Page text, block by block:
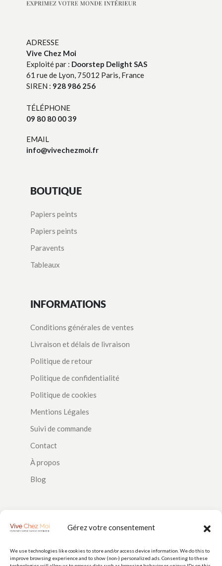
Gérez votre consentement
We use technologies like cookies to store and/or access device information. We do this to
improve browsing experience and to show (non-) personalized ads. Consenting to these
ADRESSE
Vive Chez Moi
Exploité par : Doorstep Delight SAS
61 rue de Lyon, 75012 Paris, France
SIREN : 928 986 256
TÉLÉPHONE
09 80 80 00 39
EMAIL
info@vivechezmoi.fr
BOUTIQUE
Papiers peints
Papiers peints
Paravents
Tableaux
INFORMATIONS
Conditions générales de ventes
Livraison et délais de livraison
Politique de retour
Politique de confidentialité
Politique de cookies
Mentions Légales
Suivi de commande
Contact
À propos
Blog